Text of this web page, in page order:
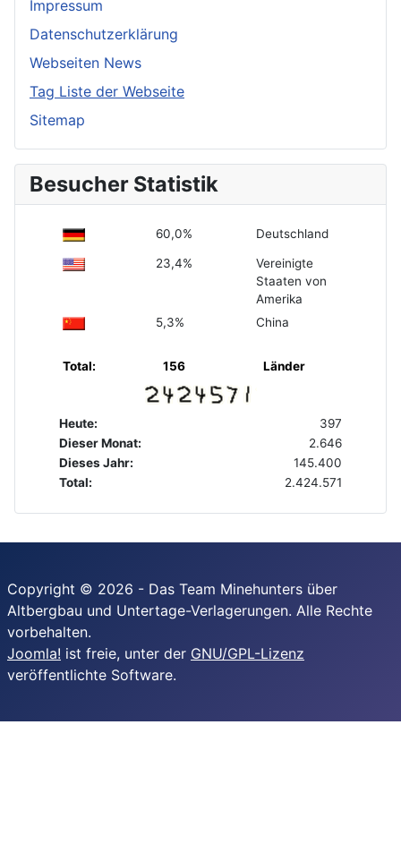
Impressum
Datenschutzerklärung
Webseiten News
Tag Liste der Webseite
Sitemap
Besucher Statistik
60,0% Deutschland
23,4%
Vereinigte
Staaten von
Amerika
5,3%
China
Total: 156 Länder
Heute:
397
Dieser Monat:
2.646
Dieses Jahr:
145.400
Total:
2.424.571
Copyright © 2026 - Das Team Minehunters über
Altbergbau und Untertage-Verlagerungen. Alle Rechte
vorbehalten.
Joomla! ist freie, unter der GNU/GPL-Lizenz
veröffentlichte Software.